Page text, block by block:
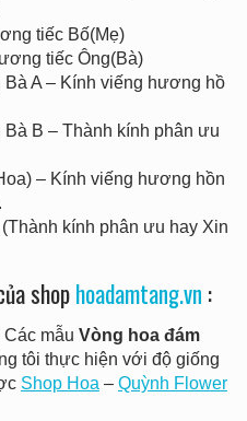
tiếc Bố(Mẹ)
tiếc Ông(Bà)
A – Kính viếng hương hồ
B – Thành kính phân ưu
– Kính viếng hương hồn
kính phân ưu hay Xin
shophoadamtang.vn :
mẫu Vòng hoa đám
tôi thực hiện với độ giống
Shop Hoa – Quỳnh Flower